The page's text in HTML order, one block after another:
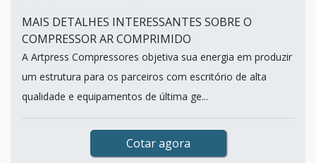
MAIS DETALHES INTERESSANTES SOBRE O
COMPRESSOR AR COMPRIMIDO
A Artpress Compressores objetiva sua energia em produzir
um estrutura para os parceiros com escritório de alta
qualidade e equipamentos de última ge...
Cotar agora